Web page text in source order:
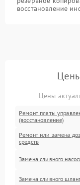
восстановление
Цены
Ремонт платы
(восстановление)
Ремонт или замена
средств
Замена сливного
Замена сливного